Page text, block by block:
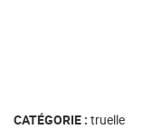
CATÉGORIE : truelle